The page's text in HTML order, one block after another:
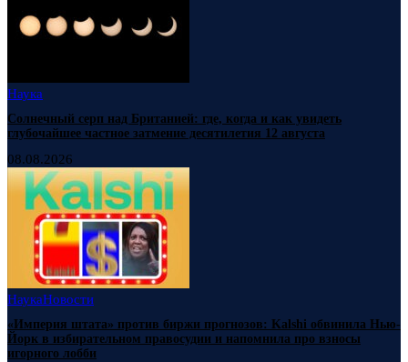
Наука
Солнечный серп над Британией: где, когда и как увидеть
глубочайшее частное затмение десятилетия 12 августа
08.08.2026
НаукаНовости
«Империя штата» против биржи прогнозов: Kalshi обвинила Нью-
Йорк в избирательном правосудии и напомнила про взносы
игорного лобби